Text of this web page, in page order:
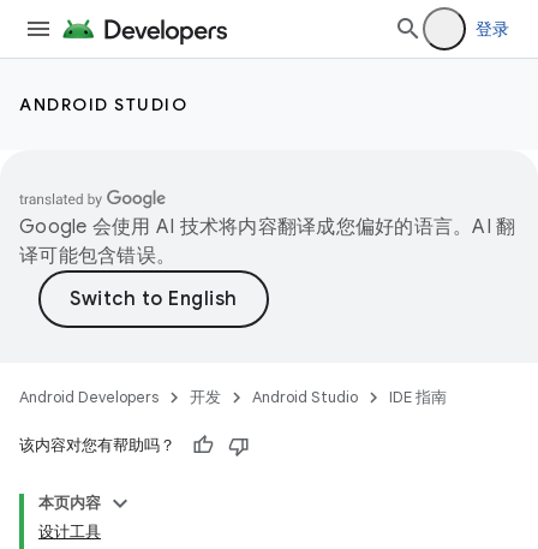
登录
ANDROID STUDIO
Google 会使用 AI 技术将内容翻译成您偏好的语言。AI 翻
译可能包含错误。
Android Developers 开发 Android Studio IDE 指南
该内容对您有帮助吗？
本页内容
设计工具